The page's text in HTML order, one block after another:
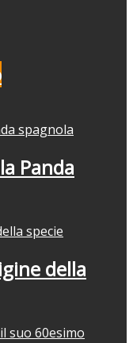
Panda
della